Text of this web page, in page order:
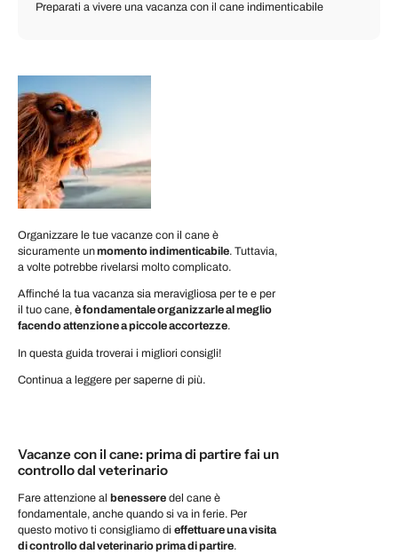
Preparati a vivere una vacanza con il cane indimenticabile
Organizzare le tue vacanze con il cane è
sicuramente unmomento indimenticabile. Tuttavia,
a volte potrebbe rivelarsi molto complicato.
Affinché la tua vacanza sia meravigliosa per te e per
il tuo cane, è fondamentale organizzarle al meglio
facendo attenzione a piccole accortezze.
In questa guida troverai i migliori consigli!
Continua a leggere per saperne di più.
Vacanze con il cane: prima di partire fai un
controllo dal veterinario
Fare attenzione al benessere del cane è
fondamentale, anche quando si va in ferie. Per
questo motivo ti consigliamo di effettuare una visita
di controllo dal veterinario prima di partire.